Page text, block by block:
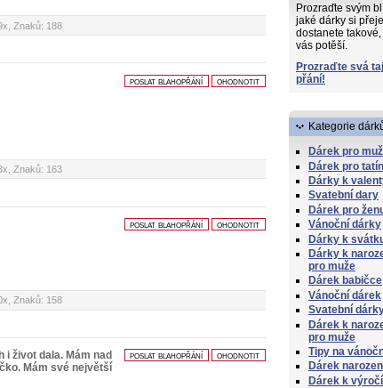
Znaků: 188
poslat blahopřání ohodnotit
Znaků: 163
poslat blahopřání ohodnotit
Znaků: 158
poslat blahopřání ohodnotit
i život dala. Mám nad
Mám své největší
Prozraďte svým
jaké dárky si
dostanete takové,
vás potěší.
Prozraďte svá
přání!
Kategorie
Dárek pro
Dárek pro
Dárky k
Svatební dary
Dárek pro
Vánoční dárky
Dárky k
Dárky k
pro muže
Dárek babičce
Vánoční dárek
Svatební
Dárek k
pro muže
Tipy na
Dárek
Dárek k